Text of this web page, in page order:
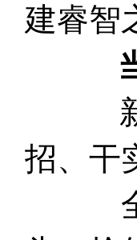
建睿智
新
招、干
全